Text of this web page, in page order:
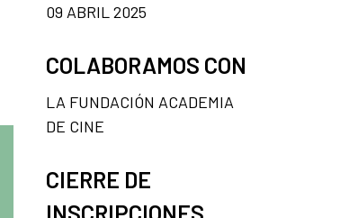
09 ABRIL 2025
COLABORAMOS CON
LA FUNDACIÓN ACADEMIA
DE CINE
CIERRE DE
INSCRIPCIONES